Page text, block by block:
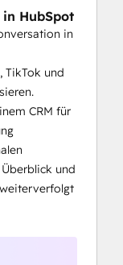
YCloud
und
HubSpot
in
TikTok und
CRM für
und